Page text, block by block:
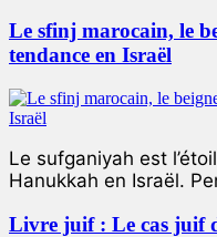
Le sfinj marocain, le
tendance en Israël
Le sufganiyah est
Hanukkah en Israël.
Livre juif : Le cas juif